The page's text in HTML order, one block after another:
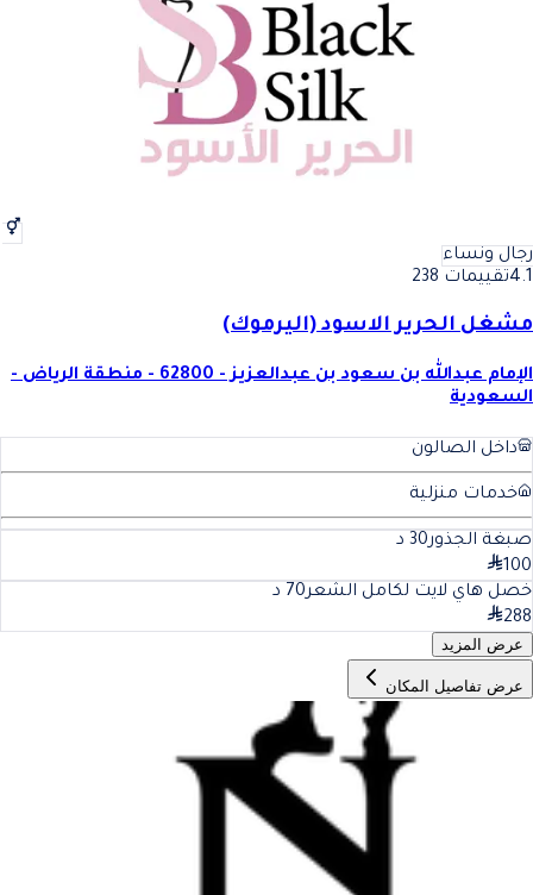
رجال ونساء
4.1تقييمات 238
مشغل الحرير الاسود (اليرموك)
الإمام عبدالله بن سعود بن عبدالعزيز - 62800 - منطقة الرياض -
السعودية
داخل الصالون
خدمات منزلية
صبغة الجذور30 د
100
خصل هاي لايت لكامل الشعر70 د
288
عرض المزيد
عرض تفاصيل المكان